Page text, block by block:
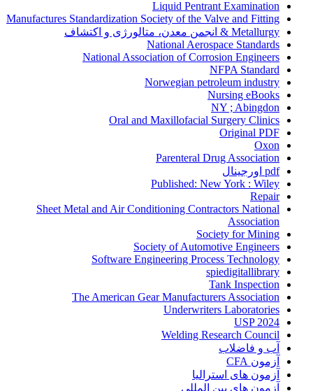
Liquid Pentrant Examination
Manufactures Standardization Society of the Valve and Fitting
Metallurgy & انجمن معدن، متالورژی و اکتشاف
National Aerospace Standards
National Association of Corrosion Engineers
NFPA Standard
Norwegian petroleum industry
Nursing eBooks
NY ; Abingdon
Oral and Maxillofacial Surgery Clinics
Original PDF
Oxon
Parenteral Drug Association
pdf اورجینال
Published: New York : Wiley
Repair
Sheet Metal and Air Conditioning Contractors National
Association
Society for Mining
Society of Automotive Engineers
Software Engineering Process Technology
spiedigitallibrary
Tank Inspection
The American Gear Manufacturers Association
Underwriters Laboratories
USP 2024
Welding Research Council
آب و فاضلاب
آزمون CFA
آزمون های استرالیا
آزمون های بین المللی